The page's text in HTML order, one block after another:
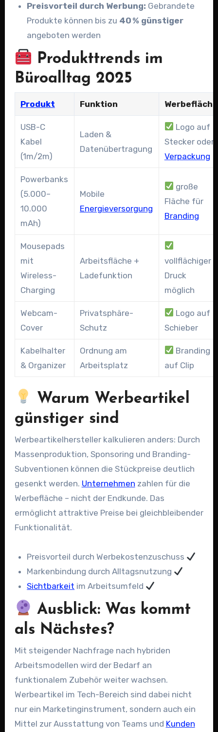
Preisvorteil durch Werbung: Gebrandete
Produkte können bis zu 40 % günstiger
angeboten werden
Produkttrends im
Büroalltag 2025
Produkt Funktion Werbefläche
USB-C
Kabel
(1m/2m)
Laden &
Datenübertragung
Logo auf
Stecker oder
Verpackung
Powerbanks
(5.000–
10.000
mAh)
Mobile
Energieversorgung
große
Fläche für
Branding
Mousepads
mit
Wireless-
Charging
Arbeitsfläche +
Ladefunktion
vollflächiger
Druck
möglich
Webcam-
Cover
Privatsphäre-
Schutz
Logo auf
Schieber
Kabelhalter
& Organizer
Ordnung am
Arbeitsplatz
Branding
auf Clip
Warum Werbeartikel
günstiger sind
Werbeartikelhersteller kalkulieren anders: Durch
Massenproduktion, Sponsoring und Branding-
Subventionen können die Stückpreise deutlich
gesenkt werden. Unternehmen zahlen für die
Werbefläche – nicht der Endkunde. Das
ermöglicht attraktive Preise bei gleichbleibender
Funktionalität.
Preisvorteil durch Werbekostenzuschuss
Markenbindung durch Alltagsnutzung
Sichtbarkeit im Arbeitsumfeld
Ausblick: Was kommt
als Nächstes?
Mit steigender Nachfrage nach hybriden
Arbeitsmodellen wird der Bedarf an
funktionalem Zubehör weiter wachsen.
Werbeartikel im Tech-Bereich sind dabei nicht
nur ein Marketinginstrument, sondern auch ein
Mittel zur Ausstattung von Teams und Kunden